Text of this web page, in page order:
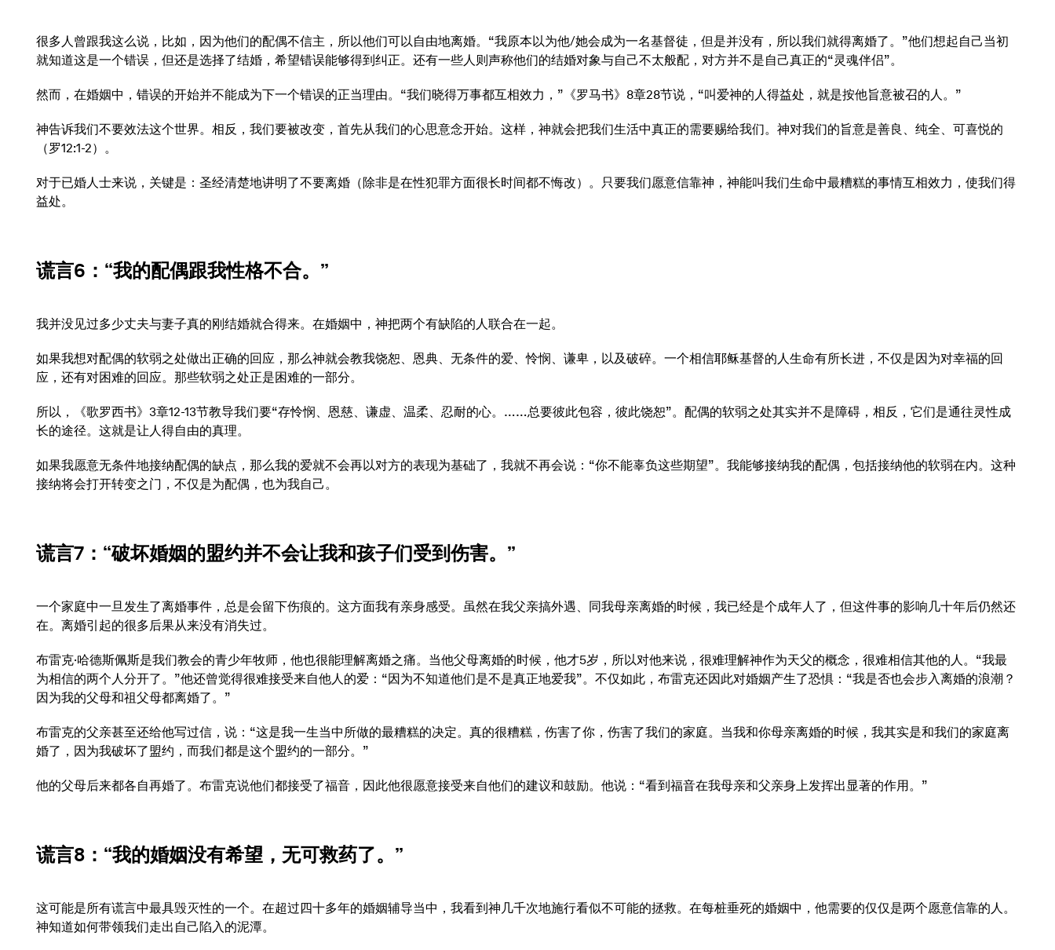
很多人曾跟我这么说，比如，因为他们的配偶不信主，所以他们可以自由地离婚。“我原本以为他/她会成为一名基督徒，但是并没有，所以我们就得离婚了。”他们想起自己当初
就知道这是一个错误，但还是选择了结婚，希望错误能够得到纠正。还有一些人则声称他们的结婚对象与自己不太般配，对方并不是自己真正的“灵魂伴侣”。
然而，在婚姻中，错误的开始并不能成为下一个错误的正当理由。“我们晓得万事都互相效力，”《罗马书》8章28节说，“叫爱神的人得益处，就是按他旨意被召的人。”
神告诉我们不要效法这个世界。相反，我们要被改变，首先从我们的心思意念开始。这样，神就会把我们生活中真正的需要赐给我们。神对我们的旨意是善良、纯全、可喜悦的
（罗12:1-2）。
对于已婚人士来说，关键是：圣经清楚地讲明了不要离婚（除非是在性犯罪方面很长时间都不悔改）。只要我们愿意信靠神，神能叫我们生命中最糟糕的事情互相效力，使我们得
益处。
谎言6 ：“我的配偶跟我性格不合。”
我并没见过多少丈夫与妻子真的刚结婚就合得来。在婚姻中，神把两个有缺陷的人联合在一起。
如果我想对配偶的软弱之处做出正确的回应，那么神就会教我饶恕、恩典、无条件的爱、怜悯、谦卑，以及破碎。一个相信耶稣基督的人生命有所长进，不仅是因为对幸福的回
应，还有对困难的回应。那些软弱之处正是困难的一部分。
所以，《歌罗西书》3章12-13节教导我们要“存怜悯、恩慈、谦虚、温柔、忍耐的心。……总要彼此包容，彼此饶恕”。配偶的软弱之处其实并不是障碍，相反，它们是通往灵性成
长的途径。这就是让人得自由的真理。
如果我愿意无条件地接纳配偶的缺点，那么我的爱就不会再以对方的表现为基础了，我就不再会说：“你不能辜负这些期望”。我能够接纳我的配偶，包括接纳他的软弱在内。这种
接纳将会打开转变之门，不仅是为配偶，也为我自己。
谎言7 ：“破坏婚姻的盟约并不会让我和孩子们受到伤害。”
一个家庭中一旦发生了离婚事件，总是会留下伤痕的。这方面我有亲身感受。虽然在我父亲搞外遇、同我母亲离婚的时候，我已经是个成年人了，但这件事的影响几十年后仍然还
在。离婚引起的很多后果从来没有消失过。
布雷克·哈德斯佩斯是我们教会的青少年牧师，他也很能理解离婚之痛。当他父母离婚的时候，他才5岁，所以对他来说，很难理解神作为天父的概念，很难相信其他的人。“我最
为相信的两个人分开了。”他还曾觉得很难接受来自他人的爱：“因为不知道他们是不是真正地爱我”。不仅如此，布雷克还因此对婚姻产生了恐惧：“我是否也会步入离婚的浪潮？
因为我的父母和祖父母都离婚了。”
布雷克的父亲甚至还给他写过信，说：“这是我一生当中所做的最糟糕的决定。真的很糟糕，伤害了你，伤害了我们的家庭。当我和你母亲离婚的时候，我其实是和我们的家庭离
婚了，因为我破坏了盟约，而我们都是这个盟约的一部分。”
他的父母后来都各自再婚了。布雷克说他们都接受了福音，因此他很愿意接受来自他们的建议和鼓励。他说：“看到福音在我母亲和父亲身上发挥出显著的作用。”
谎言8 ：“我的婚姻没有希望，无可救药了。”
这可能是所有谎言中最具毁灭性的一个。在超过四十多年的婚姻辅导当中，我看到神几千次地施行看似不可能的拯救。在每桩垂死的婚姻中，他需要的仅仅是两个愿意信靠的人。
神知道如何带领我们走出自己陷入的泥潭。